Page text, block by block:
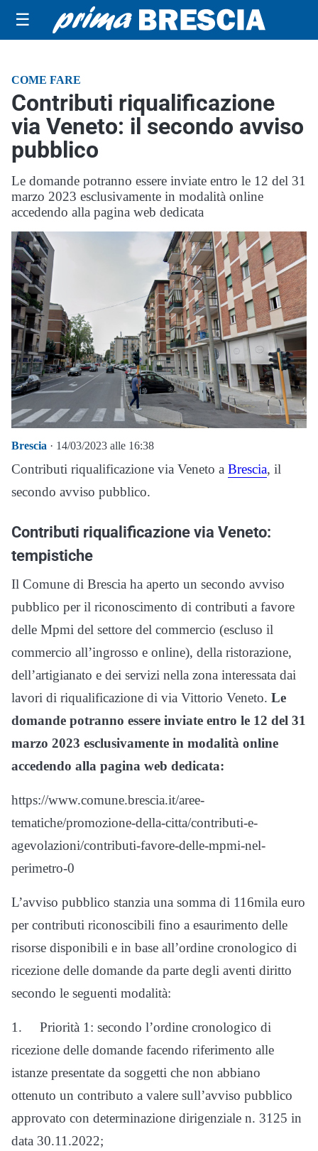
☰
COME FARE
Contributi riqualificazione
via Veneto: il secondo avviso
pubblico
Le domande potranno essere inviate entro le 12 del 31
marzo 2023 esclusivamente in modalità online
accedendo alla pagina web dedicata
Brescia · 14/03/2023 alle 16:38
Contributi riqualificazione via Veneto a Brescia, il
secondo avviso pubblico.
Contributi riqualificazione via Veneto:
tempistiche
Il Comune di Brescia ha aperto un secondo avviso
pubblico per il riconoscimento di contributi a favore
delle Mpmi del settore del commercio (escluso il
commercio all’ingrosso e online), della ristorazione,
dell’artigianato e dei servizi nella zona interessata dai
lavori di riqualificazione di via Vittorio Veneto. Le
domande potranno essere inviate entro le 12 del 31
marzo 2023 esclusivamente in modalità online
accedendo alla pagina web dedicata:
https://www.comune.brescia.it/aree-
tematiche/promozione-della-citta/contributi-e-
agevolazioni/contributi-favore-delle-mpmi-nel-
perimetro-0
L’avviso pubblico stanzia una somma di 116mila euro
per contributi riconoscibili fino a esaurimento delle
risorse disponibili e in base all’ordine cronologico di
ricezione delle domande da parte degli aventi diritto
secondo le seguenti modalità:
1. Priorità 1: secondo l’ordine cronologico di
ricezione delle domande facendo riferimento alle
istanze presentate da soggetti che non abbiano
ottenuto un contributo a valere sull’avviso pubblico
approvato con determinazione dirigenziale n. 3125 in
data 30.11.2022;